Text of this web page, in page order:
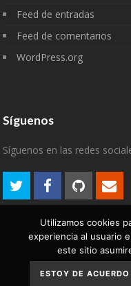
Feed de entradas
Feed de comentarios
WordPress.org
Síguenos
Síguenos en las redes
Aviso Legal
privacidad
Utilizamos cookies
experiencia al usuario
este sitio
ESTOY DE ACUERDO